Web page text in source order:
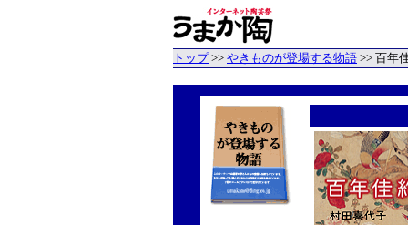
トップ>> やきものが登場する物語 >> 百年